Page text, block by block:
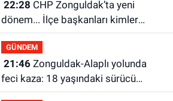
22:28
dönem... İlçe başkanları kimler
olacak?
GÜNDEM
21:46Zonguldak-Alaplı yolunda
feci kaza: 18 yaşındaki sürücü
hayatını kaybetti